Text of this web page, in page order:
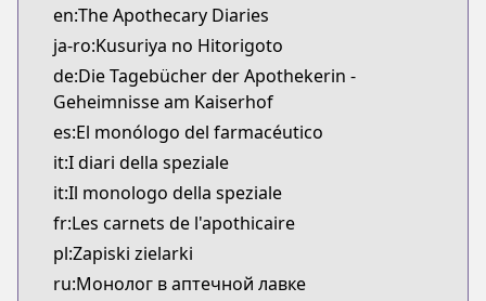
CDJapan
https://www.anime-planet.com/manga/https://
MangaUpdates
MangaUpdates
novelUpdates
novelUpdates
https://www.novelupdates.com/series/kusuriya-
Book☆Walker
Book☆Walker
https://bookwalker.jp/series/130765/list
en:The Apothecary Diaries
ja-ro:Kusuriya no Hitorigoto
de:Die Tagebücher der Apothekerin -
Geheimnisse am Kaiserhof
es:El monólogo del farmacéutico
it:I diari della speziale
it:Il monologo della speziale
fr:Les carnets de l'apothicaire
pl:Zapiski zielarki
ru:Монолог в аптечной лавке